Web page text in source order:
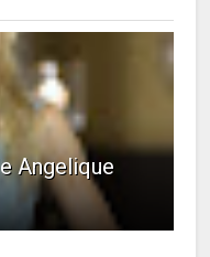
Angelique